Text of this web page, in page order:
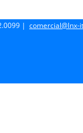
| comercial@lnx-